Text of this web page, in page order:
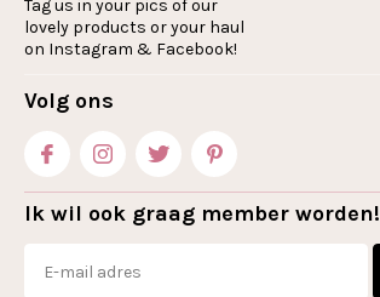
Tag us in your pics of our
lovely products or your haul
on Instagram & Facebook!
Volg ons
Ik wil ook graag member worden!